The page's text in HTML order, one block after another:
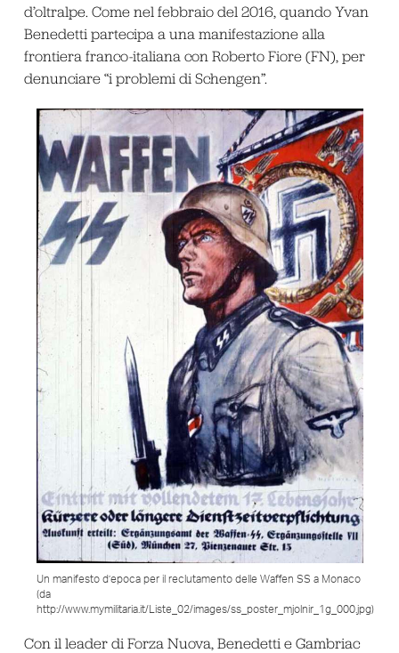
d’oltralpe. Come nel febbraio del 2016, quando Yvan
Benedetti partecipa a una manifestazione alla
frontiera franco-italiana con Roberto Fiore (FN), per
denunciare “i problemi di Schengen”.
Un manifesto d’epoca per il reclutamento delle Waffen SS a Monaco
(da
http://www.mymilitaria.it/Liste_02/images/ss_poster_mjolnir_1g_000.jpg)
Con il leader di Forza Nuova, Benedetti e Gambriac